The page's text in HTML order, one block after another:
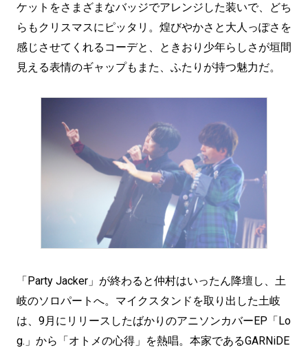
ケットをさまざまなバッジでアレンジした装いで、どち
らもクリスマスにピッタリ。煌びやかさと大人っぽさを
感じさせてくれるコーデと、ときおり少年らしさが垣間
見える表情のギャップもまた、ふたりが持つ魅力だ。
「Party Jacker」が終わると仲村はいったん降壇し、土
岐のソロパートへ。マイクスタンドを取り出した土岐
は、9月にリリースしたばかりのアニソンカバーEP「Lo
g.」から「オトメの心得」を熱唱。本家であるGARNiDE